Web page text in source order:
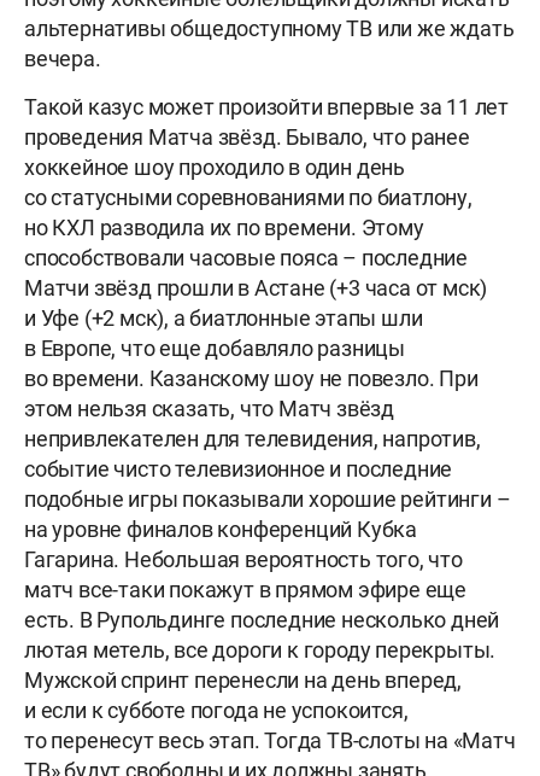
альтернативы общедоступному ТВ или же ждать
вечера.
Такой казус может произойти впервые за 11 лет
проведения Матча звёзд. Бывало, что ранее
хоккейное шоу проходило в один день
со статусными соревнованиями по биатлону,
но КХЛ разводила их по времени. Этому
способствовали часовые пояса – последние
Матчи звёзд прошли в Астане (+3 часа от мск)
и Уфе (+2 мск), а биатлонные этапы шли
в Европе, что еще добавляло разницы
во времени. Казанскому шоу не повезло. При
этом нельзя сказать, что Матч звёзд
непривлекателен для телевидения, напротив,
событие чисто телевизионное и последние
подобные игры показывали хорошие рейтинги –
на уровне финалов конференций Кубка
Гагарина. Небольшая вероятность того, что
матч все-таки покажут в прямом эфире еще
есть. В Рупольдинге последние несколько дней
лютая метель, все дороги к городу перекрыты.
Мужской спринт перенесли на день вперед,
и если к субботе погода не успокоится,
то перенесут весь этап. Тогда ТВ-слоты на «Матч
ТВ» будут свободны и их должны занять